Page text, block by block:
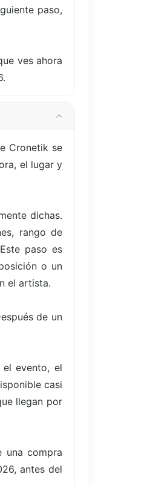
paso,
ves ahora
Cronetik se
el lugar y
dichas.
rango de
paso es
o un
el artista.
de un
evento, el
casi
llegan por
una compra
antes del